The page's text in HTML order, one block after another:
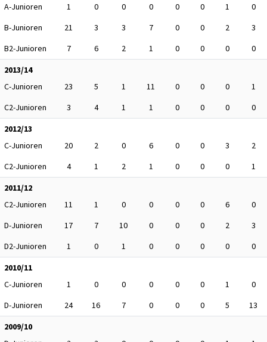
A-Junioren 1 0 0 0 0 0 1
0
B-Junioren
21 3 3 7 0 0 2
3
B2-Junioren
7 6 2 1 0 0 0
0
2013/14
C-Junioren
23 5 1 11 0 0 0
1
C2-Junioren
3 4 1 1 0 0 0
0
2012/13
C-Junioren
20 2 0 6 0 0 3
2
C2-Junioren
4 1 2 1 0 0 0
1
2011/12
C2-Junioren
11 1 0 0 0 0 6
0
D-Junioren
17 7 10 0 0 0 2
3
D2-Junioren
1 0 1 0 0 0 0
0
2010/11
C-Junioren
1 0 0 0 0 0 1
0
D-Junioren
24 16 7 0 0 0 5
13
2009/10